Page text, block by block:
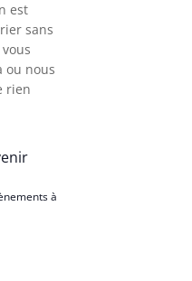
est
sans
ou nous
rien
à